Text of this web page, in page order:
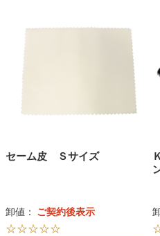
セーム皮 Ｓサイズ
卸値： ご契約後表示
☆☆☆☆☆